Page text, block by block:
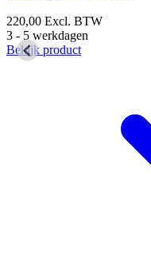
220,00 Excl. BTW
3 - 5 werkdagen
Bekijk product